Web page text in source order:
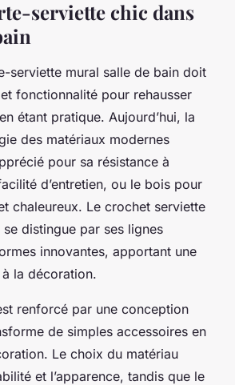
serviette chic dans
serviette mural salle de bain doit
fonctionnalité pour rehausser
étant pratique. Aujourd’hui, la
des matériaux modernes
pour sa résistance à
d’entretien, ou le bois pour
chaleureux. Le crochet serviette
distingue par ses lignes
innovantes, apportant une
la décoration.
renforcé par une conception
de simples accessoires en
Le choix du matériau
et l’apparence, tandis que le